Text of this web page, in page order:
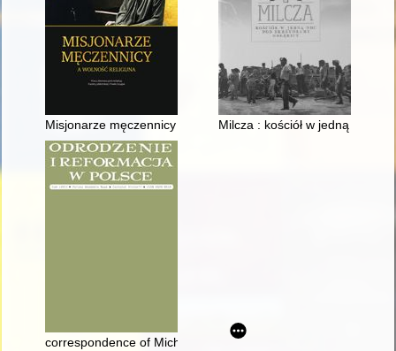
Misjonarze męczennicy a wolność religijna : praca zbiorowa
Milcza : kościół w jedną noc
correspondence of Michał Antoni Hacki and Johannes Hevelius